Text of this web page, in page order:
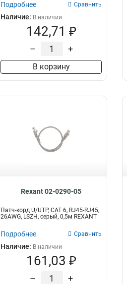
Подробнее Сравнить
Наличие: В наличии
142,71 ₽
– +
В корзину
Rexant 02-0290-05
Патч-корд U/UTP, CAT 6, RJ45-RJ45,
26AWG, LSZH, серый, 0,5м REXANT
Подробнее Сравнить
Наличие: В наличии
161,03 ₽
– +